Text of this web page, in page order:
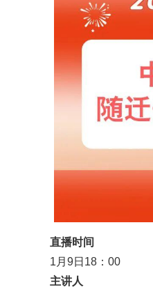
直播时间
1月9日18：00
主讲人